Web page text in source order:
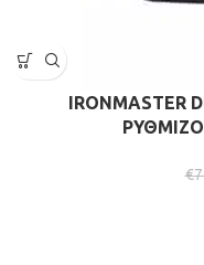
IRONMASTER
€